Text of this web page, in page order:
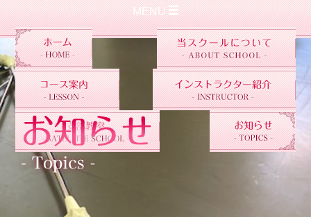
MENU